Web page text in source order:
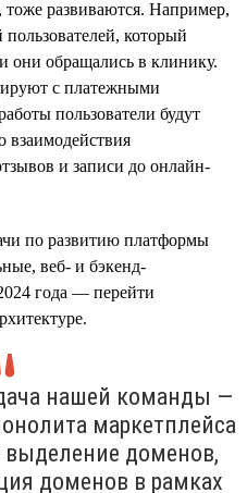
развиваются. Например,
который
они обращались в клинику.
с платежными
пользователи будут
взаимодействия
и записи до онлайн-
по развитию платформы
веб- и бэкенд-
года — перейти
нашей команды —
маркетплейса
выделение доменов,
доменов в рамках